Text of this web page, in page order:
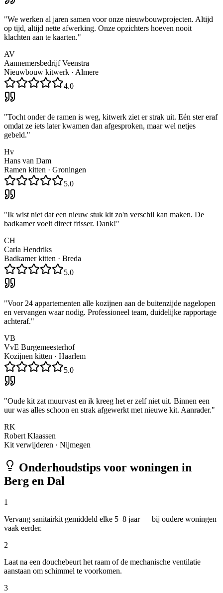
"We werken al jaren samen voor onze nieuwbouwprojecten. Altijd
op tijd, altijd nette afwerking. Onze opzichters hoeven nooit
klachten aan te kaarten."
AV
Aannemersbedrijf Veenstra
Nieuwbouw kitwerk · Almere
4.0
"Tocht onder de ramen is weg, kitwerk ziet er strak uit. Eén ster eraf
omdat ze iets later kwamen dan afgesproken, maar wel netjes
gebeld."
Hv
Hans van Dam
Ramen kitten · Groningen
5.0
"Ik wist niet dat een nieuw stuk kit zo'n verschil kan maken. De
badkamer voelt direct frisser. Dank!"
CH
Carla Hendriks
Badkamer kitten · Breda
5.0
"Voor 24 appartementen alle kozijnen aan de buitenzijde nagelopen
en vervangen waar nodig. Professioneel team, duidelijke rapportage
achteraf."
VB
VvE Burgemeesterhof
Kozijnen kitten · Haarlem
5.0
"Oude kit zat muurvast en ik kreeg het er zelf niet uit. Binnen een
uur was alles schoon en strak afgewerkt met nieuwe kit. Aanrader."
RK
Robert Klaassen
Kit verwijderen · Nijmegen
Onderhoudstips voor woningen in
Berg en Dal
1
Vervang sanitairkit gemiddeld elke 5–8 jaar — bij oudere woningen
vaak eerder.
2
Laat na een douchebeurt het raam of de mechanische ventilatie
aanstaan om schimmel te voorkomen.
3